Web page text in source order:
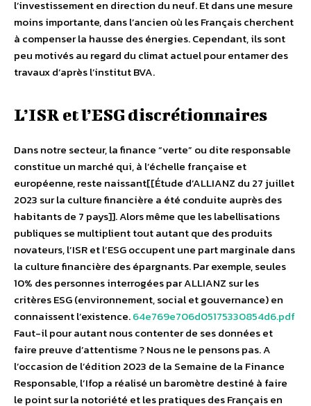
l’investissement en direction du neuf. Et dans une mesure
moins importante, dans l’ancien où les Français cherchent
à compenser la hausse des énergies. Cependant, ils sont
peu motivés au regard du climat actuel pour entamer des
travaux d’après l’institut BVA.
L’ISR et l’ESG discrétionnaires
Dans notre secteur, la finance “verte” ou dite responsable
constitue un marché qui, à l’échelle française et
européenne, reste naissant[[Étude d’ALLIANZ du 27 juillet
2023 sur la culture financière a été conduite auprès des
habitants de 7 pays]]. Alors même que les labellisations
publiques se multiplient tout autant que des produits
novateurs, l’ISR et l’ESG occupent une part marginale dans
la culture financière des épargnants. Par exemple, seules
10% des personnes interrogées par ALLIANZ sur les
critères ESG (environnement, social et gouvernance) en
connaissent l’existence.64e769e706d05175330854d6.pdf
Faut-il pour autant nous contenter de ses données et
faire preuve d’attentisme ? Nous ne le pensons pas. A
l’occasion de l’édition 2023 de la Semaine de la Finance
Responsable, l’Ifop a réalisé un baromètre destiné à faire
le point sur la notoriété et les pratiques des Français en